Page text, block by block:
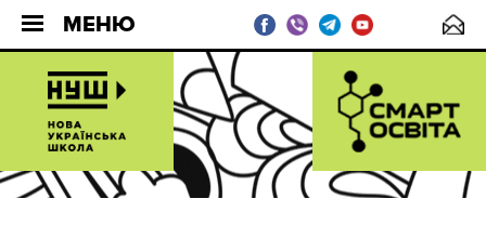
МЕНЮ